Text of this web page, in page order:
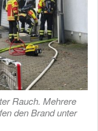
Rauch. Mehrere
den Brand unter